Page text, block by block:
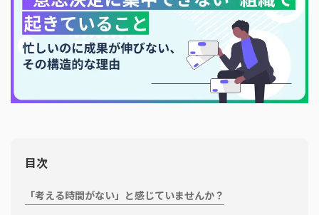
目次
「考える時間がない」と感じていませんか？